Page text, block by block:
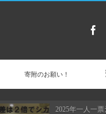
寄附のお願い！
告（【司法の
【サポーター
「One for One
2025年一人一票